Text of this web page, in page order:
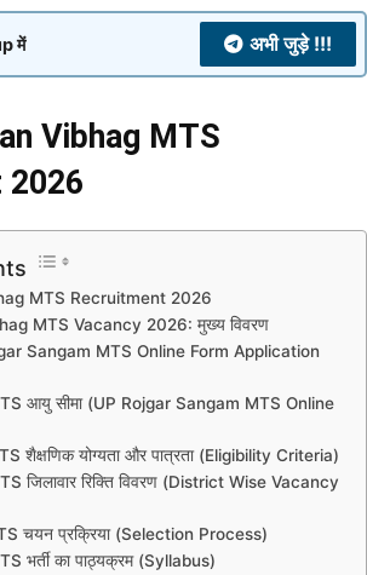
में अभी जुड़े !!!
Vibhag MTS
2026
MTS Recruitment 2026
MTS Vacancy 2026: मुख्य विवरण
Sangam MTS Online Form Application
आयु सीमा (UP Rojgar Sangam MTS Online
शैक्षणिक योग्यता और पात्रता (Eligibility Criteria)
जिलावार रिक्ति विवरण (District Wise Vacancy
चयन प्रक्रिया (Selection Process)
भर्ती का पाठ्यक्रम (Syllabus)